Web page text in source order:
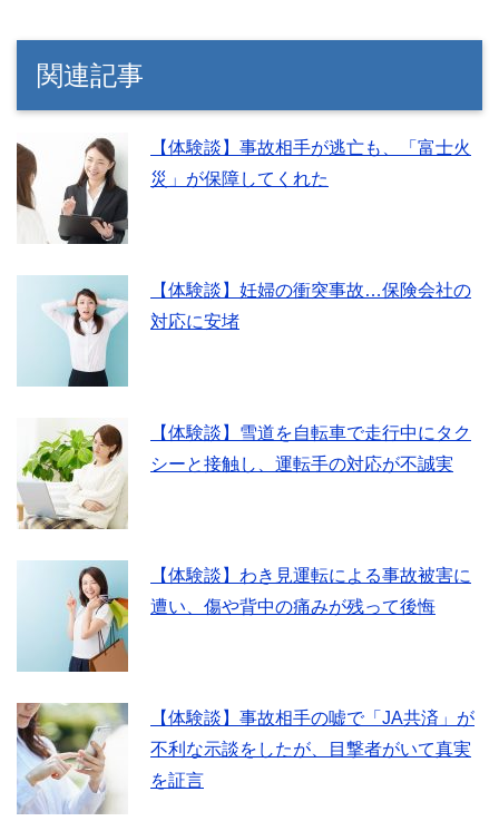
関連記事
【体験談】事故相手が逃亡も、「富士火
災」が保障してくれた
【体験談】妊婦の衝突事故…保険会社の
対応に安堵
【体験談】雪道を自転車で走行中にタク
シーと接触し、運転手の対応が不誠実
【体験談】わき見運転による事故被害に
遭い、傷や背中の痛みが残って後悔
【体験談】事故相手の嘘で「JA共済」が
不利な示談をしたが、目撃者がいて真実
を証言